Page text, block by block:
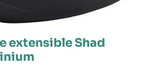
extensible Shad